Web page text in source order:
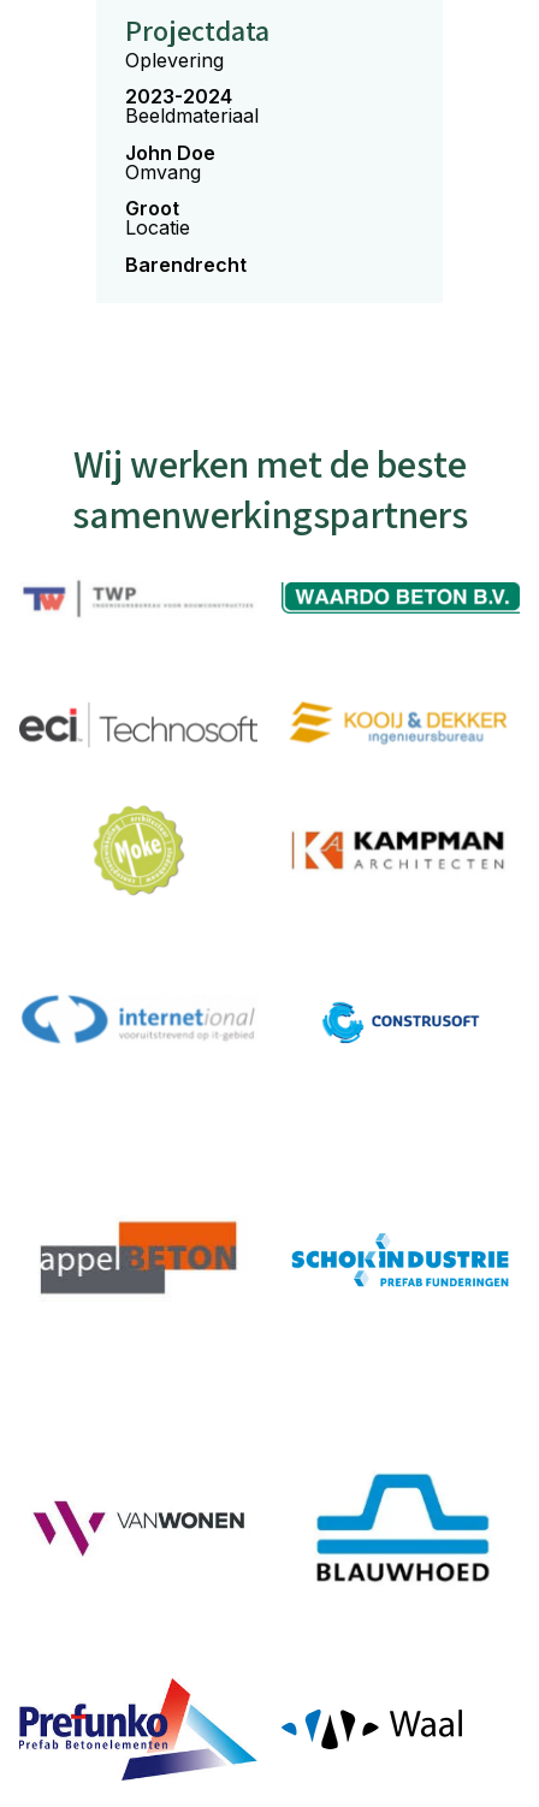
Projectdata
Oplevering
2023-2024
Beeldmateriaal
John Doe
Omvang
Groot
Locatie
Barendrecht
Wij werken met de beste
samenwerkingspartners